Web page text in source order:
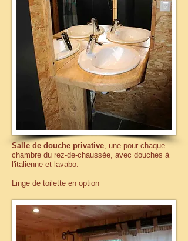
Salle de douche privative, une pour chaque
chambre du rez-de-chaussée, avec douches à
l'italienne et lavabo.
Linge de toilette en option